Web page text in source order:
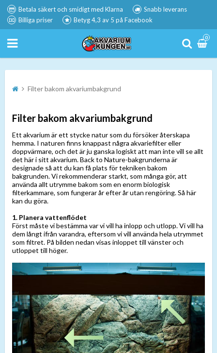
Betala säkert och smidigt med Klarna
Snabb leverans
Billiga priser
Betyg 4,3 av 5 på Facebook
0
Filter bakom akvariumbakgrund
Filter bakom akvariumbakgrund
Ett akvarium är ett stycke natur som du försöker återskapa
hemma. I naturen finns knappast några akvariefilter eller
doppvärmare, och det är ju ganska logiskt att man inte vill se allt
det här i sitt akvarium. Back to Nature-bakgrunderna är
designade så att du kan få plats för tekniken bakom
bakgrunden. Vi rekommenderar starkt, som många gör, att
använda allt utrymme bakom som en enorm biologisk
filterkammare, som fungerar år efter år utan rengöring. Så här
kan du göra.
1. Planera vattenflödet
Först måste vi bestämma var vi vill ha inlopp och utlopp. Vi vill ha
dem långt ifrån varandra, eftersom vi vill använda hela utrymmet
som filtret. På bilden nedan visas inloppet till vänster och
utloppet till höger.